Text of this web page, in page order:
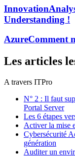
Innovation
Understanding !
AzureComment
Les articles
A travers ITPro
N° 2 : Il faut
Portal Server
Les 6 étapes
Activer la mise
Cybersécurité
génération
Auditer un